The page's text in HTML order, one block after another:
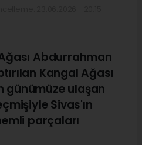
Abdurrahman
Kangal Ağası
günümüze ulaşan
Sivas'ın
parçaları